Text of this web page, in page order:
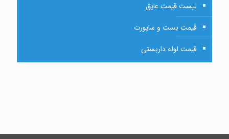
لیست قیمت عایق
قیمت بست و ساپورت
قیمت لوله داربستی